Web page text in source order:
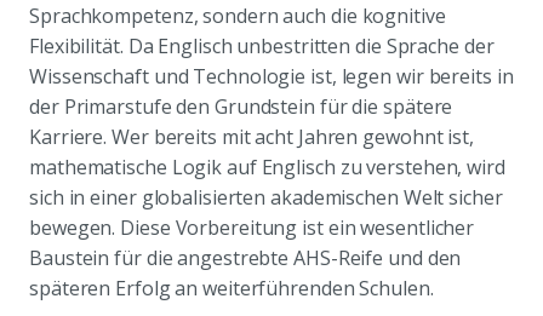
Sprachkompetenz, sondern auch die kognitive
Flexibilität. Da Englisch unbestritten die Sprache der
Wissenschaft und Technologie ist, legen wir bereits in
der Primarstufe den Grundstein für die spätere
Karriere. Wer bereits mit acht Jahren gewohnt ist,
mathematische Logik auf Englisch zu verstehen, wird
sich in einer globalisierten akademischen Welt sicher
bewegen. Diese Vorbereitung ist ein wesentlicher
Baustein für die angestrebte AHS-Reife und den
späteren Erfolg an weiterführenden Schulen.